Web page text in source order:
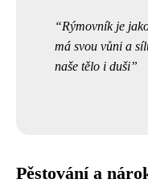
Rýmovník je
má svou vůni a
naše tělo i duši
Pěstování a